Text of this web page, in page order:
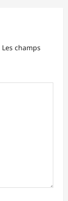
Les champs